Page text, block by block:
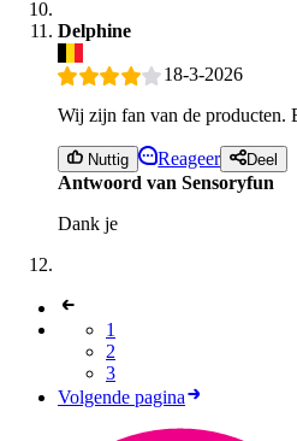
Delphine
18-3-2026
Wij zijn fan van de producten.
Nuttig Reageer Deel
Antwoord van Sensoryfun
Dank je
1
2
3
Volgende pagina